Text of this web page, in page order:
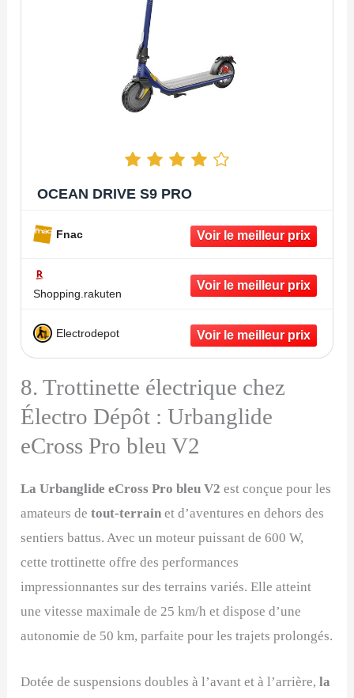
OCEAN DRIVE S9 PRO
Fnac
Shopping.rakuten
Electrodepot
8. Trottinette électrique chez
Électro Dépôt : Urbanglide
eCross Pro bleu V2
La Urbanglide eCross Pro bleu V2est conçue pour les
amateurs detout-terrain et d’aventures en dehors des
sentiers battus. Avec un moteur puissant de 600 W,
cette trottinette offre des performances
impressionnantes sur des terrains variés. Elle atteint
une vitesse maximale de 25 km/h et dispose d’une
autonomie de 50 km, parfaite pour les trajets prolongés.
Dotée de suspensions doubles à l’avant et à l’arrière,la